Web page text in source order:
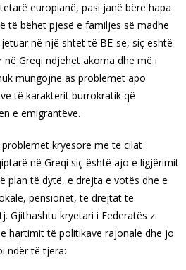
europianë, pasi janë bërë hapa
të bëhet pjesë e familjes së madhe
në një shtet të BE-së, siç është
Greqi ndjehet akoma dhe më i
mungojnë as problemet apo
të karakterit burrokratik që
e emigrantëve.
kryesore me të cilat
në Greqi siç është ajo e ligjërimit
plan të dytë, e drejta e votës dhe e
pensionet, të drejtat të
Gjithashtu kryetari i Federatës z.
hartimit të politikave rajonale dhe jo
ndër të tjera: